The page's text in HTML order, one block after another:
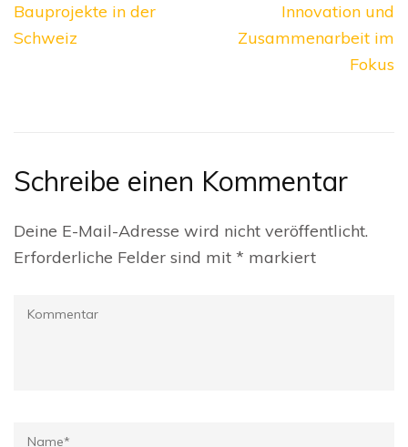
Bauprojekte in der
Schweiz
Innovation und
Zusammenarbeit im
Fokus
Schreibe einen Kommentar
Deine E-Mail-Adresse wird nicht veröffentlicht.
Erforderliche Felder sind mit * markiert
Kommentar
Name*